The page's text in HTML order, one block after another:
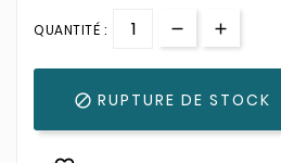
QUANTITÉ :
 RUPTURE DE STOCK